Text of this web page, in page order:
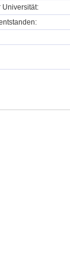
Universität: